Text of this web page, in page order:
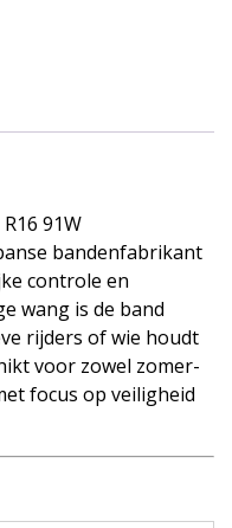
91W
bandenfabrikant
controle en
wang is de band
rijders of wie houdt
voor zowel zomer-
focus op veiligheid